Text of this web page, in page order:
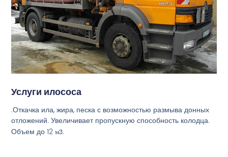
Услуги илососа
.Откачка ила, жира, песка с возможностью размыва донных
отложений. Увеличивает пропускную способность колодца.
Объем до 12м3.